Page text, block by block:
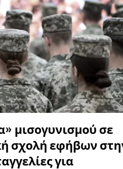
μισογυνισμού σε
σχολή εφήβων
για